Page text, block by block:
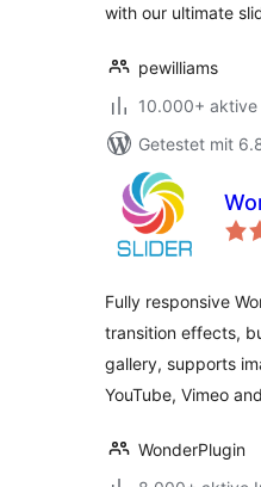
with our ultimate
pewilliams
10.000+ aktive
Getestet mit
Fully responsive
transition effects,
gallery, supports
YouTube, Vimeo
WonderPlugin